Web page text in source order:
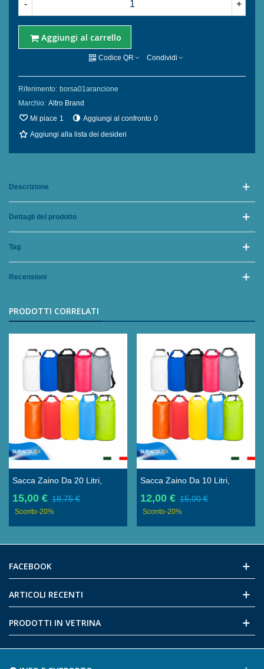
- +
Aggiungi al carrello
Codice QR Condividi
Riferimento: borsa01arancione
Marchio: Altro Brand
Mi piace 1 Aggiungi al confronto 0
Aggiungi alla lista dei desideri
Descrizione
Dettagli del prodotto
Tag
Recensioni
PRODOTTI CORRELATI
Sacca Zaino Da 20 Litri,
Borsone Impermeabile In
PVC, Borsa Stagna Per
15,00 € 18,75 €
Sconto-20%
Sacca Zaino Da 10 Litri,
Borsone Impermeabile In
PVC, Borsa Stagna Per
12,00 € 15,00 €
Sconto-20%
FACEBOOK
ARTICOLI RECENTI
PRODOTTI IN VETRINA